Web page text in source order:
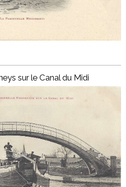
sur le Canal du Midi